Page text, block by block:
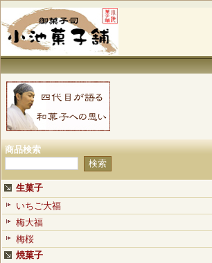
商品検索
生菓子
いちご大福
梅大福
梅桜
焼菓子